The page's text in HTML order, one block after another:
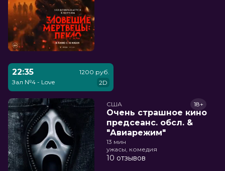
22:35
Зал №4 - Love
1200 руб.
2D
США
Очень страшное кино
предсеанс. обсл. &
"Авиарежим"
18+
13 мин
ужасы, комедия
10 отзывов